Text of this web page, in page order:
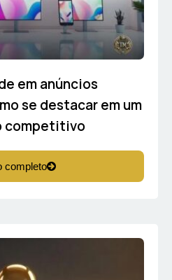
em anúncios
se destacar em um
competitivo
completo